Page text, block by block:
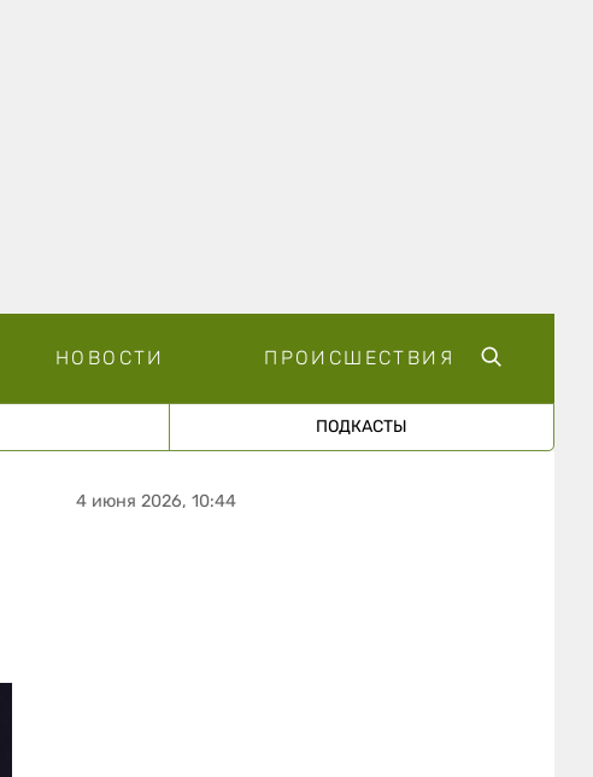
НОВОСТИ ПРОИСШЕСТВИЯ
ПОДКАСТЫ
4 июня 2026, 10:44